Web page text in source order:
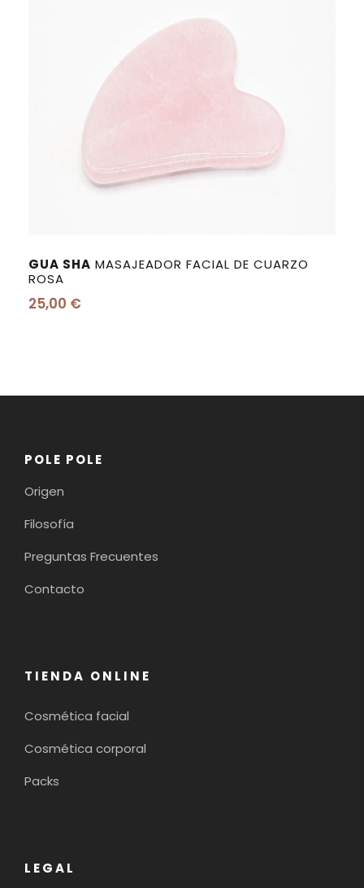
GUA SHA MASAJEADOR FACIAL DE CUARZO
ROSA
25,00 €
POLE POLE
Origen
Filosofía
Preguntas Frecuentes
Contacto
TIENDA ONLINE
Cosmética facial
Cosmética corporal
Packs
LEGAL